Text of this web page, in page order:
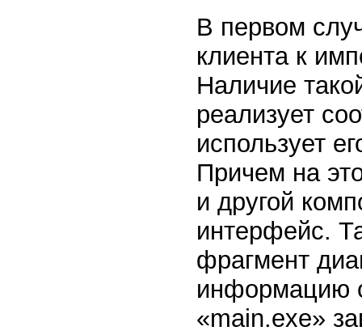
В первом
клиента к
Наличие
реализует
использует
Причем на
и другой
интерфейс.
фрагмент
информацию
«main.exe»